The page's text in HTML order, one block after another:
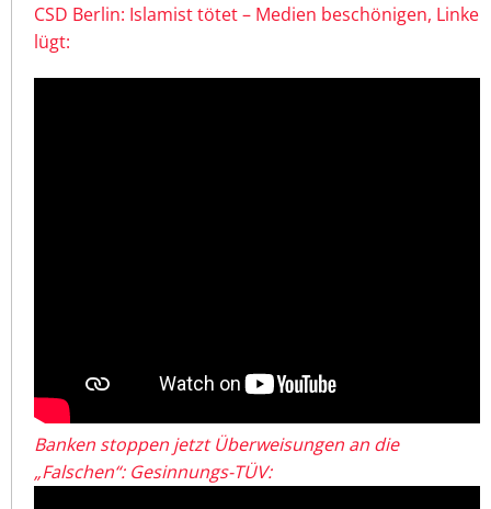
CSD Berlin: Islamist tötet – Medien beschönigen, Linke
lügt:
Banken stoppen jetzt Überweisungen an die
„Falschen“: Gesinnungs-TÜV: